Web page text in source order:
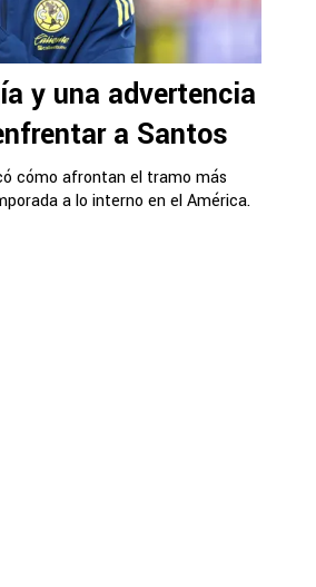
y una advertencia
a Santos
cómo afrontan el tramo más
a lo interno en el América.